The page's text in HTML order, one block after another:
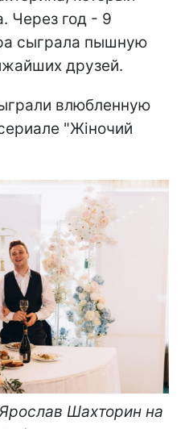
Через год - 9
сыграла пышную
друзей.
влюбленную
"Жіночий
Шахторин на